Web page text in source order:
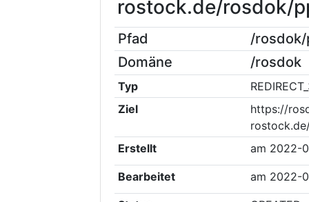
rostock.de/rosdok/
Pfad
/rosdok/
Domäne
/rosdok
Typ
Ziel
https://
Erstellt
am 2022-
Bearbeitet am 2022-